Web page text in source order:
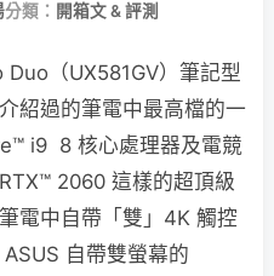
分類： 開箱文 & 評測
（UX581GV）筆記型
紹過的筆電中最高檔的一
i9 8 核心處理器及電競
2060 這樣的超頂級
電中自帶「雙」4K 觸控
自帶雙螢幕的